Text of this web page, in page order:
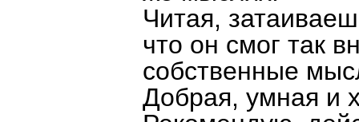
Читая,
что он смог так
собственные
Добрая, умная и